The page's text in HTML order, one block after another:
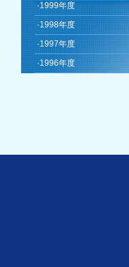
·1999年度
·1998年度
·1997年度
·1996年度